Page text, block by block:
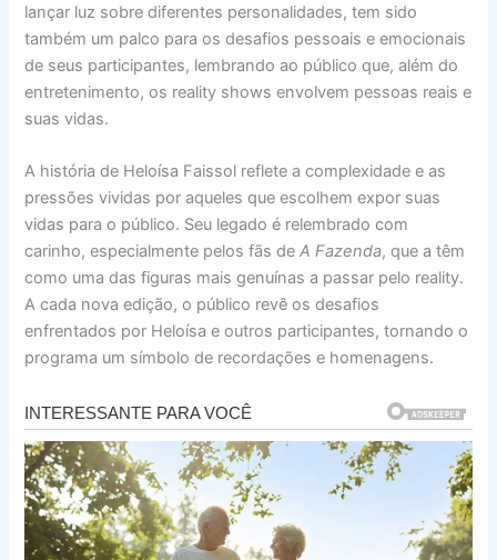
lançar luz sobre diferentes personalidades, tem sido
também um palco para os desafios pessoais e emocionais
de seus participantes, lembrando ao público que, além do
entretenimento, os reality shows envolvem pessoas reais e
suas vidas.
A história de Heloísa Faissol reflete a complexidade e as
pressões vividas por aqueles que escolhem expor suas
vidas para o público. Seu legado é relembrado com
carinho, especialmente pelos fãs deA Fazenda, que a têm
como uma das figuras mais genuínas a passar pelo reality.
A cada nova edição, o público revê os desafios
enfrentados por Heloísa e outros participantes, tornando o
programa um símbolo de recordações e homenagens.